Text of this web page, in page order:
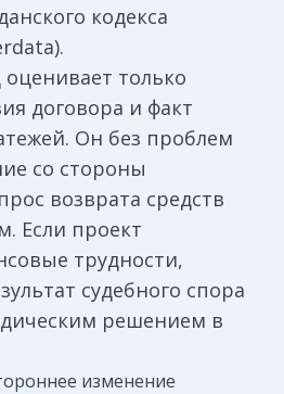
кодекса
оценивает только
договора и факт
Он без проблем
со стороны
возврата средств
Если проект
трудности,
судебного спора
решением в
изменение